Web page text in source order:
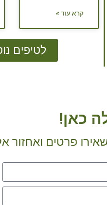
קרא עוד »
לטיפים
כאן!